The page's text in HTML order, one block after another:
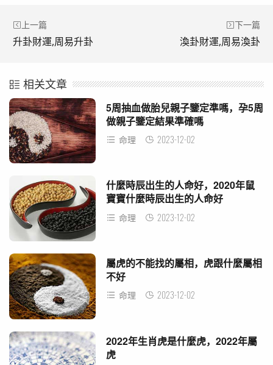
上一篇
升卦財運,周易升卦
下一篇
渙卦財運,周易渙卦
相关文章
5周抽血做胎兒親子鑒定準嗎，孕5周
做親子鑒定結果準確嗎
命理 2023-12-02
什麼時辰出生的人命好，2020年鼠
寶寶什麼時辰出生的人命好
命理 2023-12-02
屬虎的不能找的屬相，虎跟什麼屬相
不好
命理 2023-12-02
2022年生肖虎是什麼虎，2022年屬
虎